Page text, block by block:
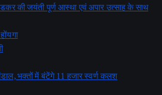
की जयंती पूर्ण आस्था एवं अपार उत्साह के साथ
भक्तों में बंटेंगे 11 हजार स्वर्ण कलश